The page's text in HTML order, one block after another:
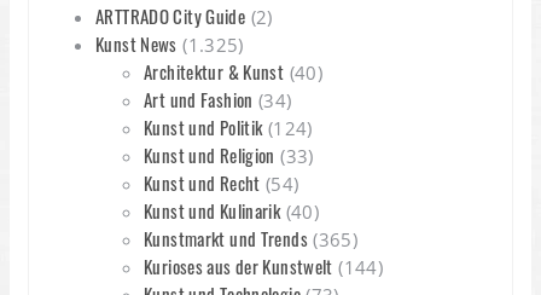
ARTTRADO City Guide (2)
Kunst News (1.325)
Architektur & Kunst (40)
Art und Fashion (34)
Kunst und Politik(124)
Kunst und Religion (33)
Kunst und Recht (54)
Kunst und Kulinarik(40)
Kunstmarkt und Trends(365)
Kurioses aus der Kunstwelt (144)